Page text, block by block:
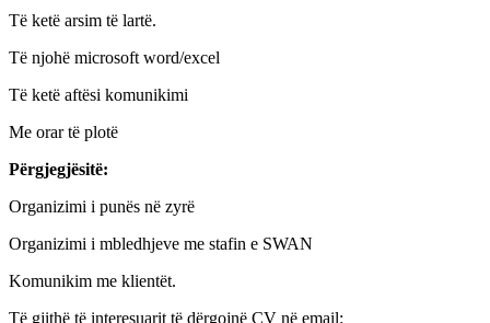
Të ketë arsim të lartë.
Të njohë microsoft word/excel
Të ketë aftësi komunikimi
Me orar të plotë
Përgjegjësitë:
Organizimi i punës në zyrë
Organizimi i mbledhjeve me stafin e SWAN
Komunikim me klientët.
Të gjithë të interesuarit të dërgojnë CV në email: